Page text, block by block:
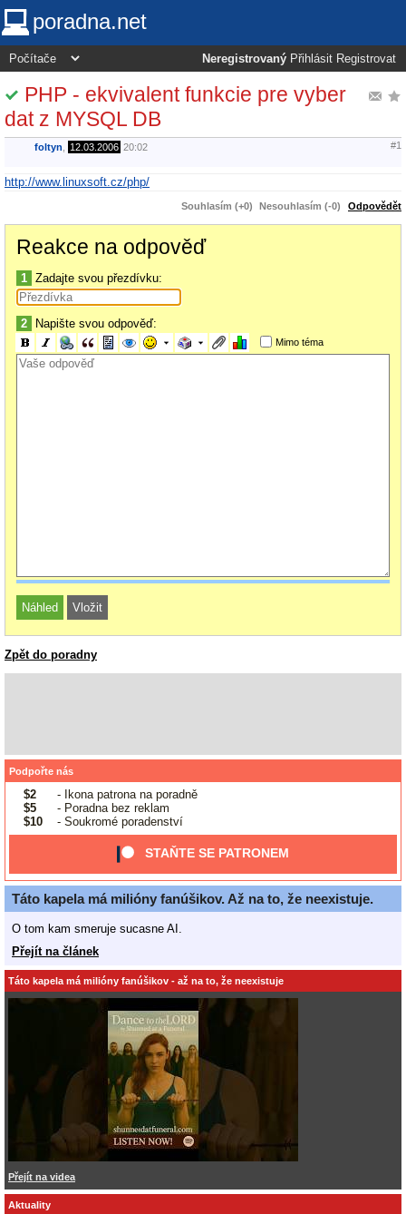
poradna.net
Neregistrovaný Přihlásit Registrovat
PHP - ekvivalent funkcie pre vyber
dat z MYSQL DB
foltyn 12.03.2006 20:02 #1
http://www.linuxsoft.cz/php/
Souhlasím (+0) Nesouhlasím (-0) Odpovědět
Reakce na odpověď
1 Zadajte svou přezdívku:
2 Napište svou odpověď:
Mimo téma
Zpět do poradny
Podpořte nás
$2
- Ikona patrona na poradně
$5
- Poradna bez reklam
$10
- Soukromé poradenství
STAŇTE SE PATRONEM
Táto kapela má milióny fanúšikov. Až na to, že neexistuje.
O tom kam smeruje sucasne AI.
Přejít na článek
Táto kapela má milióny fanúšikov - až na to, že neexistuje
Přejít na videa
Aktuality